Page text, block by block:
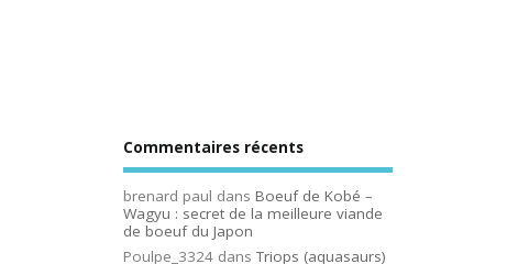
Commentaires récents
brenard paul dans Boeuf de Kobé –
Wagyu : secret de la meilleure viande
de boeuf du Japon
Poulpe_3324 dansTriops (aquasaurs)